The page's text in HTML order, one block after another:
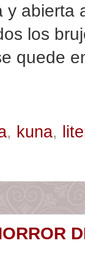
y abierta
los
quede
, kuna,